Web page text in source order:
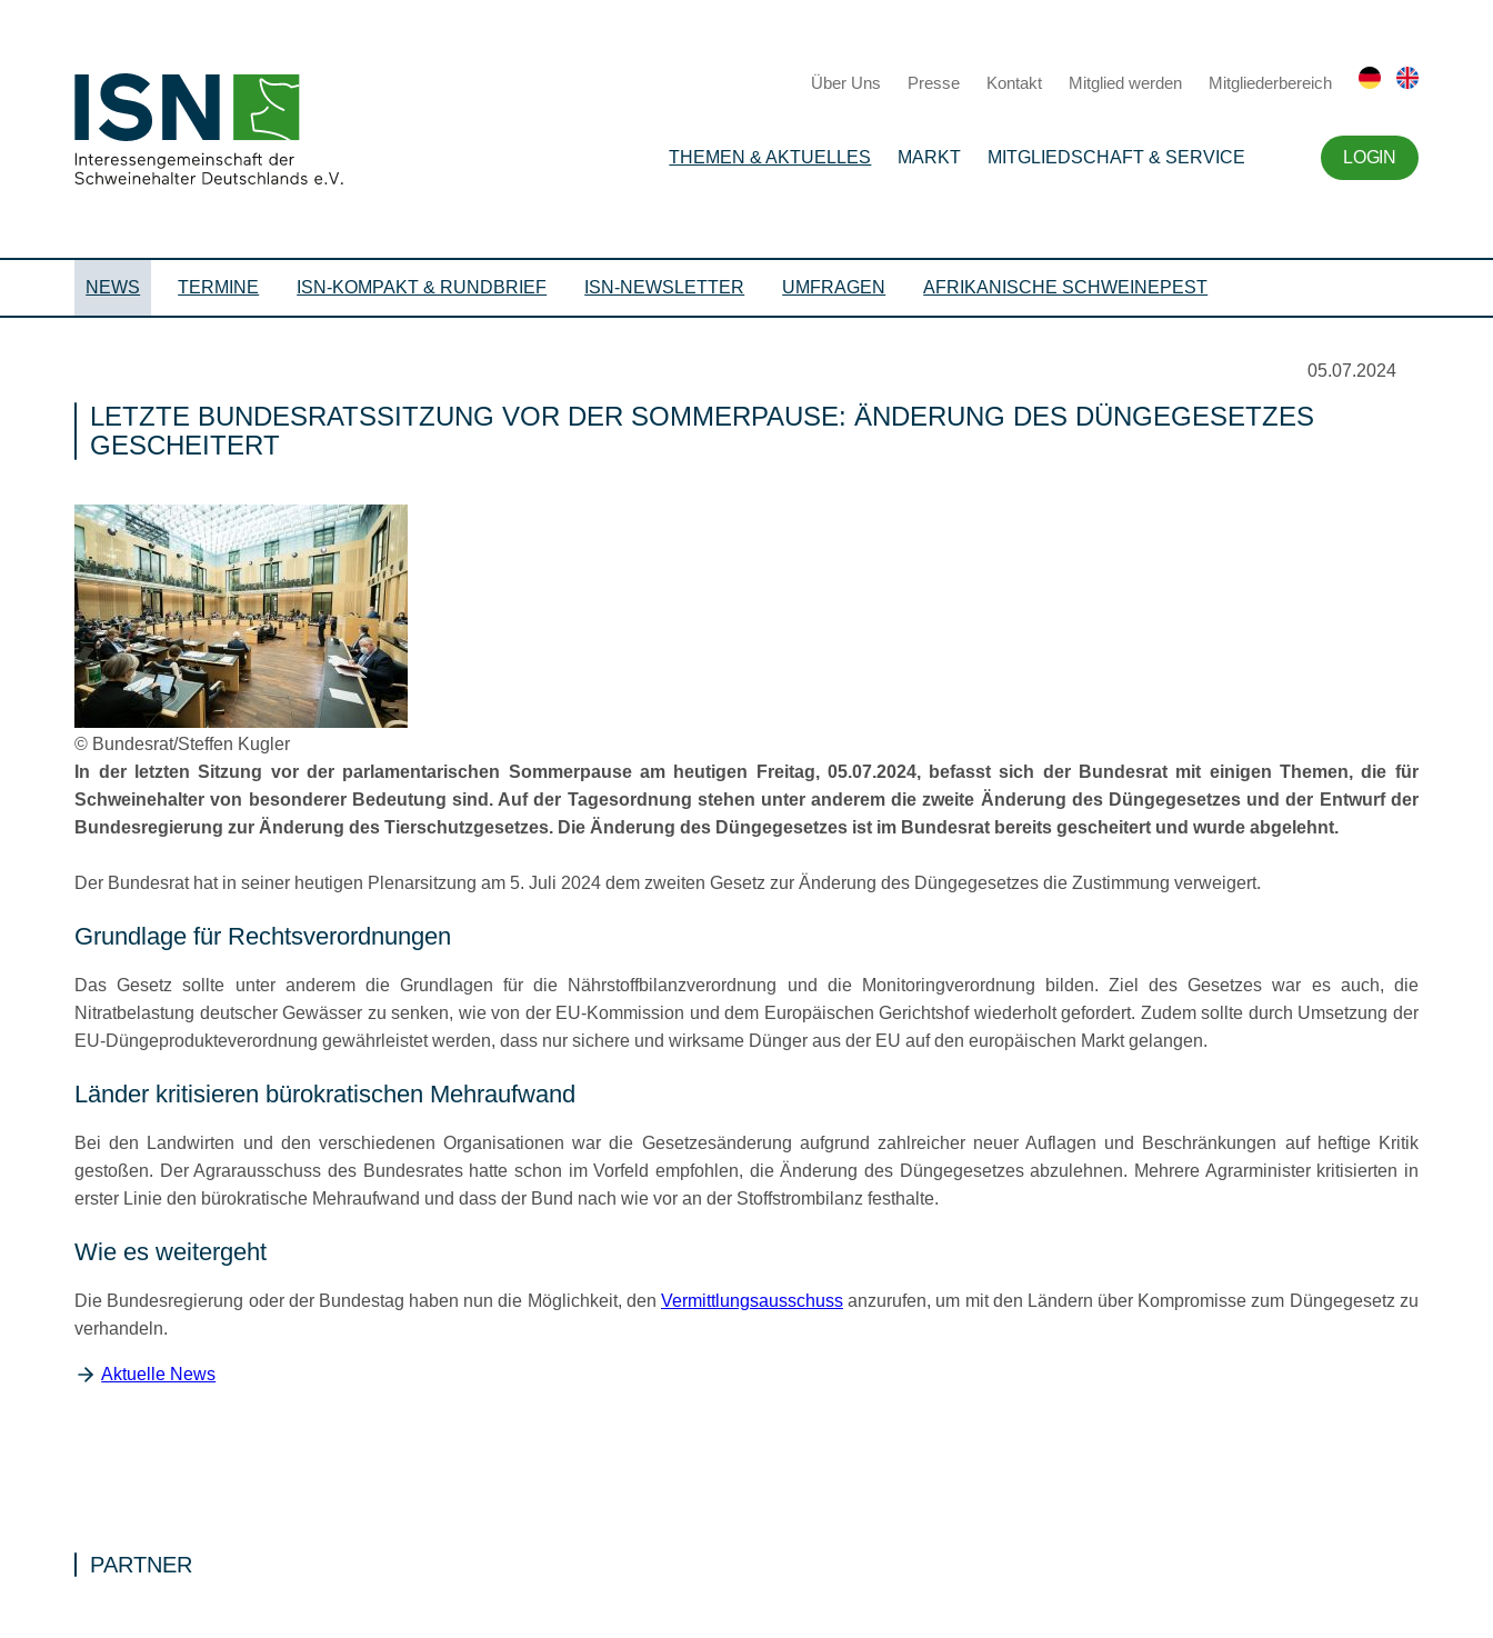
Über Uns Presse Kontakt Mitglied werden Mitgliederbereich
THEMEN & AKTUELLES MARKT MITGLIEDSCHAFT & SERVICE LOGIN
NEWS TERMINE ISN-KOMPAKT & RUNDBRIEF ISN-NEWSLETTER UMFRAGEN AFRIKANISCHE SCHWEINEPEST
05.07.2024
LETZTE BUNDESRATSSITZUNG VOR DER SOMMERPAUSE: ÄNDERUNG DES DÜNGEGESETZES
GESCHEITERT
© Bundesrat/Steffen Kugler
In der letzten Sitzung vor der parlamentarischen Sommerpause am heutigen
Freitag, 05.07.2024, befasst sich der Bundesrat mit einigen Themen, die für
Schweinehalter von besonderer Bedeutung sind. Auf der Tagesordnung stehen unter anderem die zweite Änderung des Düngegesetzes und der Entwurf der
Bundesregierung zur Änderung des Tierschutzgesetzes. Die Änderung des Düngegesetzes ist im Bundesrat bereits gescheitert und wurde abgelehnt.
Der Bundesrat hat in seiner heutigen Plenarsitzung am 5. Juli 2024 dem zweiten Gesetz zur Änderung des Düngegesetzes die Zustimmung verweigert.
Grundlage für Rechtsverordnungen
Das Gesetz sollte unter anderem die Grundlagen für die Nährstoffbilanzverordnung und die Monitoringverordnung bilden. Ziel des Gesetzes war es auch, die
Nitratbelastung deutscher Gewässer zu senken, wie von der EU-Kommission und dem Europäischen Gerichtshof wiederholt gefordert. Zudem sollte durch Umsetzung der
EU-Düngeprodukteverordnung gewährleistet werden, dass nur sichere und wirksame Dünger aus der EU auf den europäischen Markt gelangen.
Länder kritisieren bürokratischen Mehraufwand
Bei den Landwirten und den verschiedenen Organisationen war die Gesetzesänderung aufgrund zahlreicher neuer Auflagen und Beschränkungen auf heftige Kritik
gestoßen. Der Agrarausschuss des Bundesrates hatte schon im Vorfeld empfohlen, die Änderung des Düngegesetzes abzulehnen. Mehrere Agrarminister kritisierten in
erster Linie den bürokratische Mehraufwand und dass der Bund nach wie vor an der Stoffstrombilanz festhalte.
Wie es weitergeht
Die Bundesregierung oder der Bundestag haben nun die Möglichkeit, den Vermittlungsausschuss anzurufen, um mit den Ländern über Kompromisse zum Düngegesetz zu
verhandeln.
Aktuelle News
PARTNER